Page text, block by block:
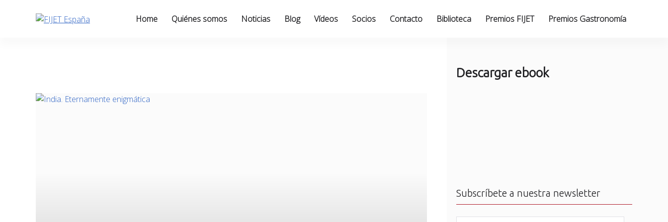
Home Quiénes somos Noticias Blog Vídeos Socios Contacto Biblioteca Premios FIJET Premios Gastronomía
Descargar ebook
Subscríbete a nuestra newsletter